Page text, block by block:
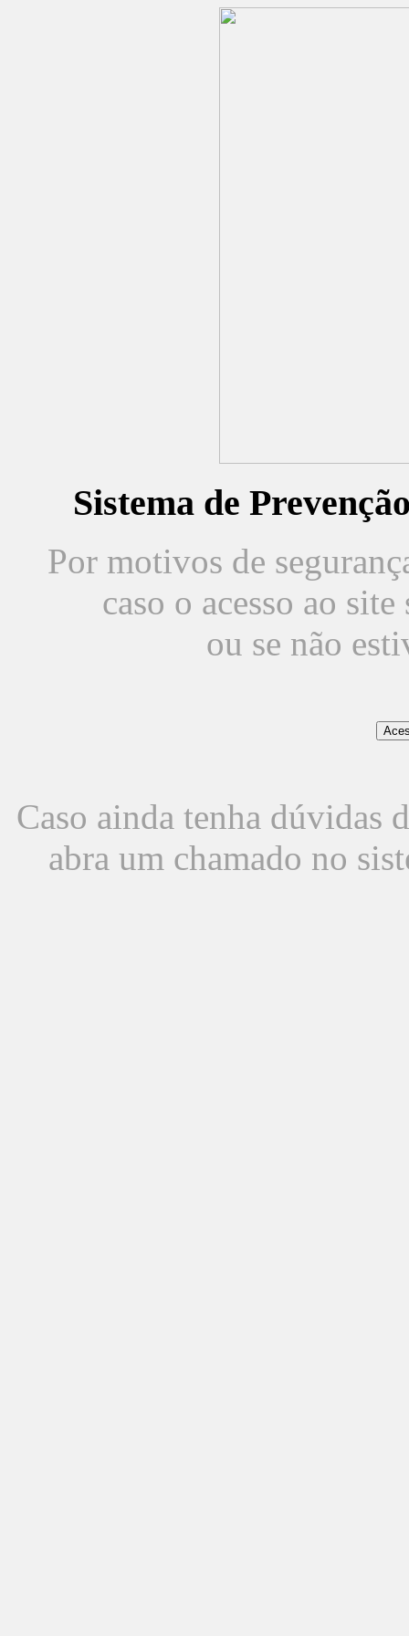
Sistema de
Por motivos de
caso o acesso ao
ou se não
Caso ainda tenha dúvidas
abra um chamado no